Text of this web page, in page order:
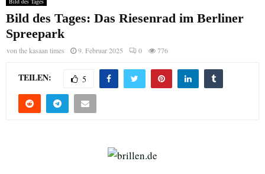
Bild des Tages: Das Riesenrad im Berliner
Spreepark
vonthe kasaan times 9. Februar 2025 0 776
TEILEN: 5